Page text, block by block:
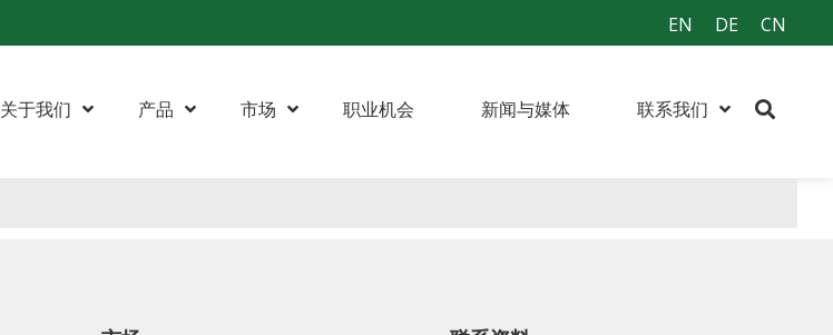
EN DE CN
关于我们 产品 市场 职业机会 新闻与媒体 联系我们